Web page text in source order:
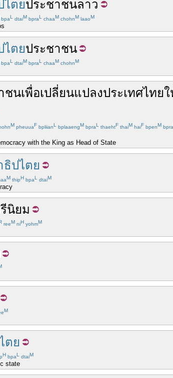
ไตยประชาชนลาว
bpaL dtaiM bpraL chaaM chohnM laaoM
ไตยประชาชน
bpaL dtaiM bpraL chaaM chohnM
ชนเพื่อเปลี่ยนแปลงประเทศไทย
M pheuuaF bpliianL bplaaengM bpraL thaehtF thaiM haiF bpenM bpra
with the King as Head of State
ธิปไตย
M thipH bpaL dtaiM
รีนิยม
reeM niH yohmM
M
ตย
H bpaL dtaiM
state